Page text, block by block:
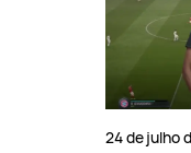
24 de julho